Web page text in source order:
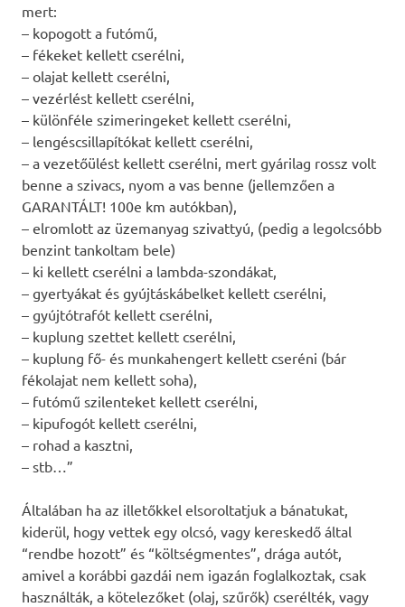
mert:
– kopogott a futómű,
– fékeket kellett cserélni,
– olajat kellett cserélni,
– vezérlést kellett cserélni,
– különféle szimeringeket kellett cserélni,
– lengéscsillapítókat kellett cserélni,
– a vezetőülést kellett cserélni, mert gyárilag rossz volt
benne a szivacs, nyom a vas benne (jellemzően a
GARANTÁLT! 100e km autókban),
– elromlott az üzemanyag szivattyú, (pedig a legolcsóbb
benzint tankoltam bele)
– ki kellett cserélni a lambda-szondákat,
– gyertyákat és gyújtáskábelket kellett cserélni,
– gyújtótrafót kellett cserélni,
– kuplung szettet kellett cserélni,
– kuplung fő- és munkahengert kellett cseréni (bár
fékolajat nem kellett soha),
– futómű szilenteket kellett cserélni,
– kipufogót kellett cserélni,
– rohad a kasztni,
– stb…”
Általában ha az illetőkkel elsoroltatjuk a bánatukat,
kiderül, hogy vettek egy olcsó, vagy kereskedő által
“rendbe hozott” és “költségmentes”, drága autót,
amivel a korábbi gazdái nem igazán foglalkoztak, csak
használták, a kötelezőket (olaj, szűrők) cserélték, vagy